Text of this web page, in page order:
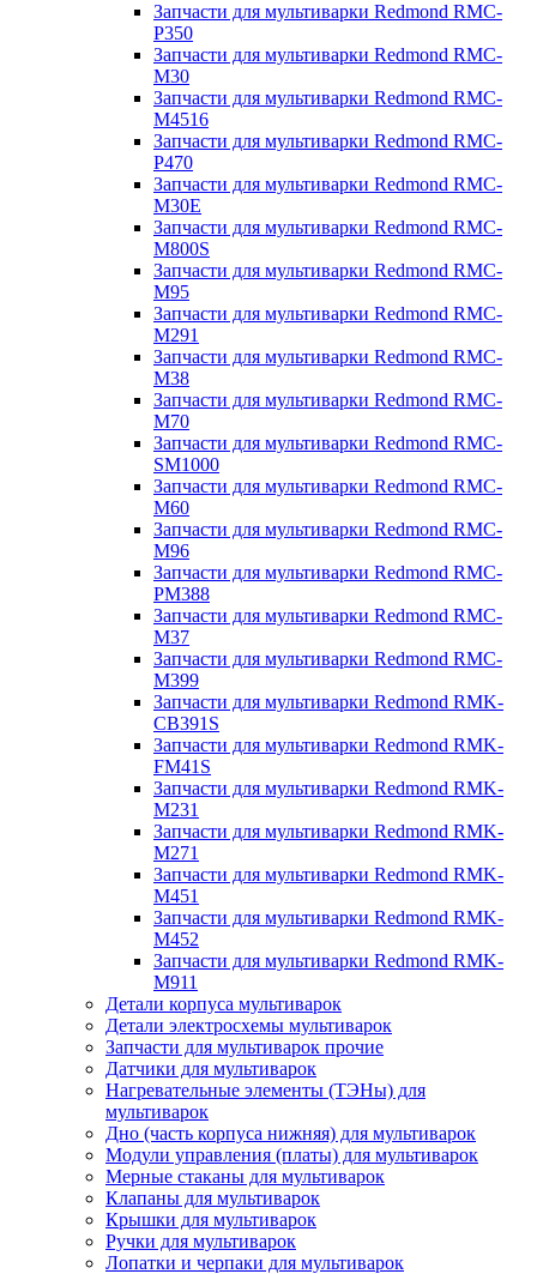
Запчасти для мультиварки Redmond RMC-
P350
Запчасти для мультиварки Redmond RMC-
M30
Запчасти для мультиварки Redmond RMC-
M4516
Запчасти для мультиварки Redmond RMC-
P470
Запчасти для мультиварки Redmond RMC-
M30E
Запчасти для мультиварки Redmond RMC-
M800S
Запчасти для мультиварки Redmond RMC-
M95
Запчасти для мультиварки Redmond RMC-
M291
Запчасти для мультиварки Redmond RMC-
M38
Запчасти для мультиварки Redmond RMC-
M70
Запчасти для мультиварки Redmond RMC-
SM1000
Запчасти для мультиварки Redmond RMC-
M60
Запчасти для мультиварки Redmond RMC-
M96
Запчасти для мультиварки Redmond RMC-
PM388
Запчасти для мультиварки Redmond RMC-
M37
Запчасти для мультиварки Redmond RMC-
M399
Запчасти для мультиварки Redmond RMK-
CB391S
Запчасти для мультиварки Redmond RMK-
FM41S
Запчасти для мультиварки Redmond RMK-
M231
Запчасти для мультиварки Redmond RMK-
M271
Запчасти для мультиварки Redmond RMK-
M451
Запчасти для мультиварки Redmond RMK-
M452
Запчасти для мультиварки Redmond RMK-
M911
Детали корпуса мультиварок
Детали электросхемы мультиварок
Запчасти для мультиварок прочие
Датчики для мультиварок
Нагревательные элементы (ТЭНы) для
мультиварок
Дно (часть корпуса нижняя) для мультиварок
Модули управления (платы) для мультиварок
Мерные стаканы для мультиварок
Клапаны для мультиварок
Крышки для мультиварок
Ручки для мультиварок
Лопатки и черпаки для мультиварок